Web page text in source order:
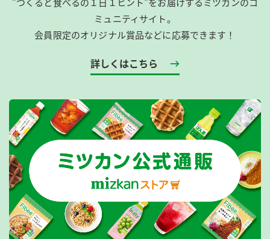
ミュニティサイト。
会員限定のオリジナル賞品などに応募できます！
詳しくはこちら